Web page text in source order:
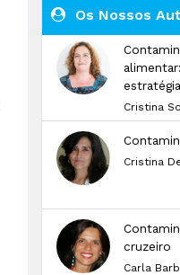
Os Nossos
Cristina
Cristina
cruzeiro
Carla